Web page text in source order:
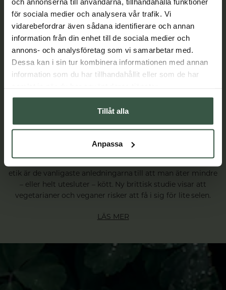
för sociala medier och analysera vår trafik. Vi
vidarebefordrar även sådana identifierare och annan
information från din enhet till de sociala medier och
annons- och analysföretag som vi samarbetar med.
Dessa kan i sin tur kombinera informationen med annan
information som du har tillhandahållit eller som de har
Tillåt alla
Anpassa
Fler äter växtbaserat – med risk för selenbrist
etik är de vanligaste anledningarna till att man äter mindre
– eller helt utesluter – kött. Ny brittisk studie visar att
vegetarianer och veganer risker att få i sig för lite selen.
LÄS MER